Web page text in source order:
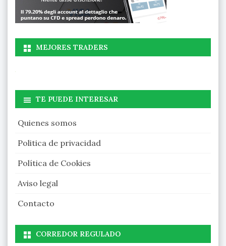
MEJORES TRADERS
TE PUEDE INTERESAR
Quienes somos
Politica de privacidad
Política de Cookies
Aviso legal
Contacto
CORREDOR REGULADO